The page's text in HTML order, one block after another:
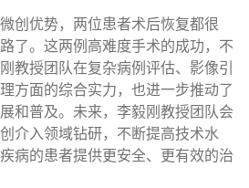
创优势，两位患者术后恢复都很
了。这两例高难度手术的成功，不
教授团队在复杂病例评估、影像引
方面的综合实力，也进一步推动了
和普及。未来，李毅刚教授团队会
介入领域钻研，不断提高技术水
病的患者提供更安全、更有效的治